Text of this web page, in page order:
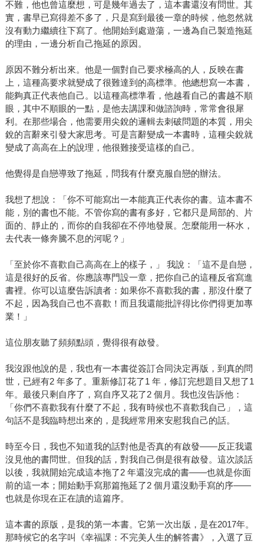
不難，他也曾這麼想，可是幾年過去了，這本書還沒有問世。其
實，書早已寫得差不多了，只是寫到最後一章的時候，他忽然就
沒有動力繼續往下寫了。他開始到處遊蕩，一邊為自己製造拖延
的理由，一邊分析自己拖延的原因。
原因不難分析出來。他是一個對自己要求極高的人，反映在書
上，這種高要求就變成了很難達到的高標準。他總想寫一本書，
能夠真正代表他自己。以這種高標準看，他越看自己的書越不順
眼，其中不順眼的一點，是他去講課和做諮詢時，常常會很犀
利。在那些場合，他需要用尖銳的邏輯去刺破問題的本質，用尖
銳的言辭來引發大家思考。可是言辭變成一本書時，這種尖銳就
變成了高高在上的說理，他很難接受這樣的自己。
他覺得是自戀導致了拖延，問我有什麼克服自戀的辦法。
我想了想說：「你不可能寫出一本能真正代表你的書。這本書不
能，別的書也不能。不管你寫的書有多好，它都只是局部的、片
面的、靜止的，而你的自我卻在不停地發展。怎麼能用一杯水，
去代表一條奔騰不息的河呢？」
「至於你不喜歡自己高高在上的樣子，」 我說：「這不是自戀，
這是很好的反省。你應該專門設一章，把你自己的這種反省寫進
書裡。你可以這麼告訴讀者：如果你不喜歡我的書，那沒什麼了
不起，因為我自己也不喜歡！而且我還能批評得比你們得更加專
業！」
這位朋友聽了頻頻點頭，覺得很有啟發。
我沒跟他說的是，我也有一本書從簽訂合同決定再版，到真的問
世，已經有2 年多了。重新修訂花了1 年，修訂完想題目又想了1
年。最後只剩自序了，寫自序又花了2 個月。我也沒告訴他：
「你們不喜歡我有什麼了不起，我有時候也不喜歡我自己」，這
句話不是我臨時想出來的，是我經常用來安慰我自己的話。
時至今日，我也不知道我的話對他是否真的有啟發——反正我還
沒見他的書問世。但我的話，對我自己倒是很有啟發。這次談話
以後，我就開始完成這本拖了2 年還沒完成的書——也就是你面
前的這一本；開始動手寫那篇拖延了2 個月還沒動手寫的序——
也就是你現在正在讀的這篇序。
這本書的原版，是我的第一本書。它第一次出版，是在2017年。
那時候它的名字叫《幸福課：不完美人生的解答書》，入選了豆